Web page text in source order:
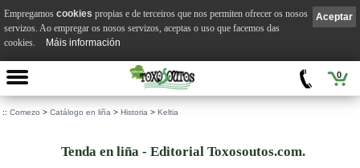
0
:: Comezo > Catálogo en liña > Historia > Keltia
Tenda en liña - Editorial Toxosoutos.com.
Aceptar
Empregamos cookies propias e de terceiros que nos permiten ofrecer os nosos
servizos. Ao empregar os nosos servizos, aceptas o uso que facemos das
cookies.
Máis información